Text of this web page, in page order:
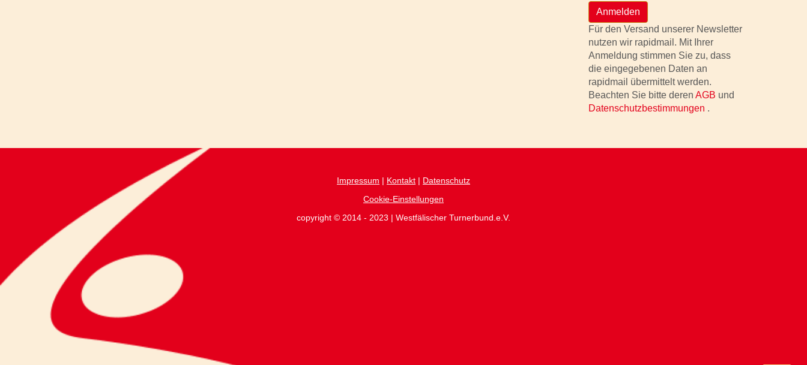
Anmelden
Für den Versand unserer Newsletter
nutzen wir rapidmail. Mit Ihrer
Anmeldung stimmen Sie zu, dass
die eingegebenen Daten an
rapidmail übermittelt werden.
Beachten Sie bitte deren AGB und
Datenschutzbestimmungen .
Impressum | Kontakt | Datenschutz
Cookie-Einstellungen
copyright © 2014 - 2023 | Westfälischer Turnerbund.e.V.